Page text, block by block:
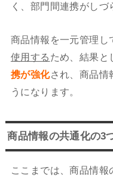
く、部門間連携がしづ
商品情報を一元管理し
使用する ため、結果と
携が強化され、商品情
うになります。
商品情報の共通化の3
ここまでは、商品情